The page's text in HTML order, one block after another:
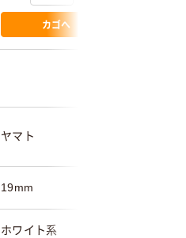
カゴへ
ヤマト
19mm
ホワイト系